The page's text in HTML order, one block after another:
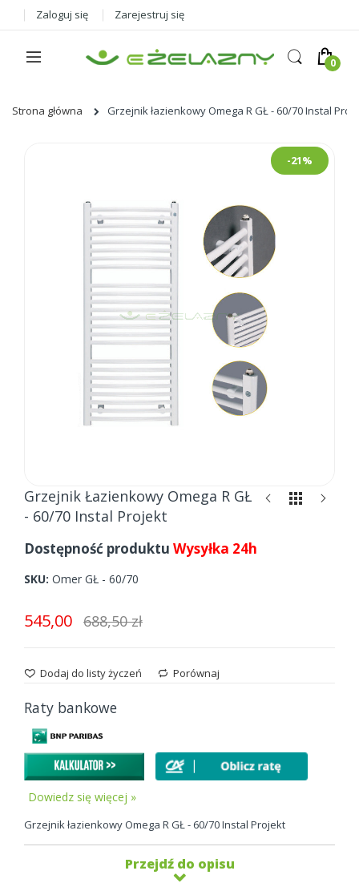
Zaloguj się Zarejestruj się
Strona główna Grzejnik łazienkowy Omega R GŁ - 60/70 Instal
-21%
Skip
to
beginning
the
gallery
Grzejnik Łazienkowy Omega R GŁ
- 60/70 Instal Projekt
Dostępność produktu Wysyłka 24h
SKU Omer GŁ - 60/70
545,00 688,50 zł
Dodaj do listy życzeń Porównaj
Raty bankowe
Dowiedz się więcej »
Grzejnik łazienkowy Omega R GŁ - 60/70 Instal Projekt
Przejdź do opisu